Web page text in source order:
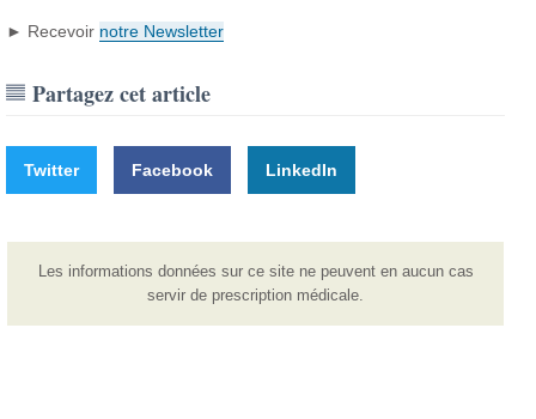
► Recevoir notre Newsletter
Partagez cet article
Twitter Facebook LinkedIn
Les informations données sur ce site ne peuvent en aucun cas
servir de prescription médicale.